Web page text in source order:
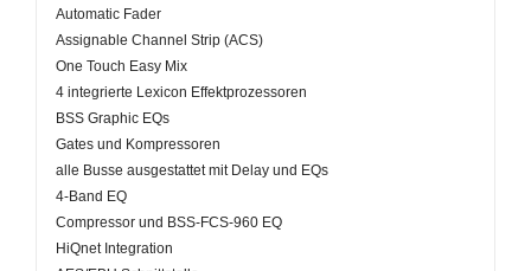
Automatic Fader
Assignable Channel Strip (ACS)
One Touch Easy Mix
4 integrierte Lexicon Effektprozessoren
BSS Graphic EQs
Gates und Kompressoren
alle Busse ausgestattet mit Delay und EQs
4-Band EQ
Compressor und BSS-FCS-960 EQ
HiQnet Integration